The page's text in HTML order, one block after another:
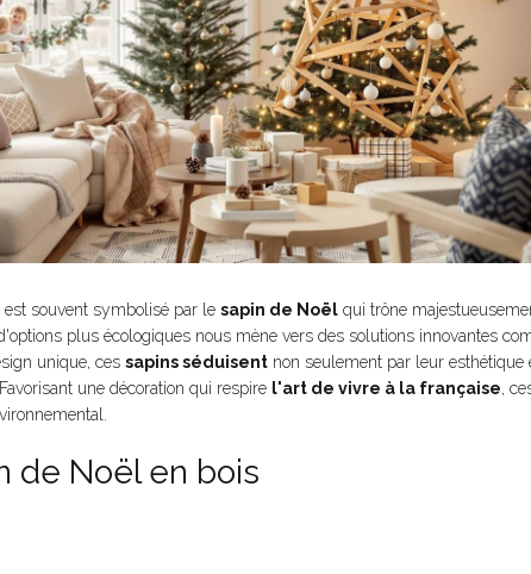
est souvent symbolisé par le sapin de Noël qui trône
plus écologiques nous mène vers des solutions innovantes
unique, ces sapins séduisent non seulement par leur esthétique
une décoration qui respire l'art de vivre à la française,
de Noël en bois